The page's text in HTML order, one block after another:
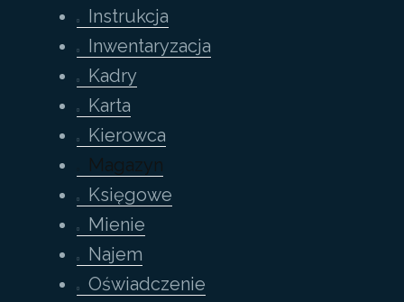
Instrukcja
Inwentaryzacja
Kadry
Karta
Kierowca
Magazyn
Księgowe
Mienie
Najem
Oświadczenie